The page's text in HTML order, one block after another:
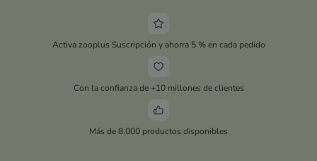
Activa zooplus Suscripción y ahorra 5 % en cada pedido
Con la confianza de +10 millones de clientes
Más de 8.000 productos disponibles